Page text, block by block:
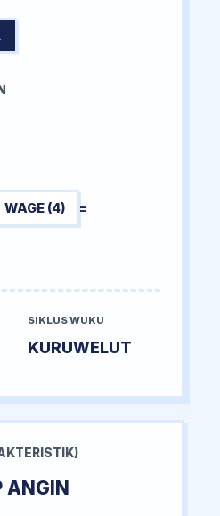
WAGE (4) =
SIKLUS WUKU
KURUWELUT
ANGIN